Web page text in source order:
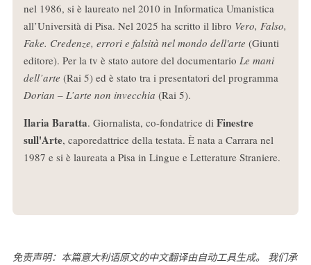
nel 1986, si è laureato nel 2010 in Informatica Umanistica
all’Università di Pisa. Nel 2025 ha scritto il libro Vero, Falso,
Fake. Credenze, errori e falsità nel mondo dell'arte (Giunti
editore). Per la tv è stato autore del documentario Le mani
dell’arte (Rai 5) ed è stato tra i presentatori del programma
Dorian – L’arte non invecchia (Rai 5).
Ilaria Baratta. Giornalista, co-fondatrice di Finestre
sull'Arte, caporedattrice della testata. È nata a Carrara nel
1987 e si è laureata a Pisa in Lingue e Letterature Straniere.
免责声明：本篇意大利语原文的中文翻译由自动工具生成。 我们承